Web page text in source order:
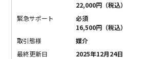
22,000円（税込）
緊急サポート
必須
16,500円（税込）
取引態様
媒介
最終更新日
2025年12月24日